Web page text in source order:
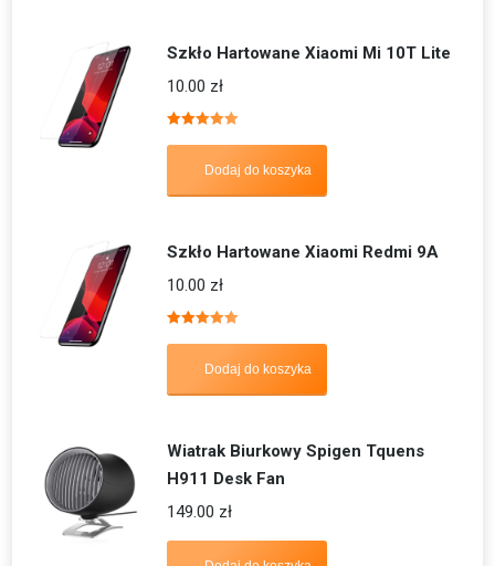
Szkło Hartowane Xiaomi Mi 10T Lite
10.00 zł
Dodaj do koszyka
Szkło Hartowane Xiaomi Redmi 9A
10.00 zł
Dodaj do koszyka
Wiatrak Biurkowy Spigen Tquens
H911 Desk Fan
149.00 zł